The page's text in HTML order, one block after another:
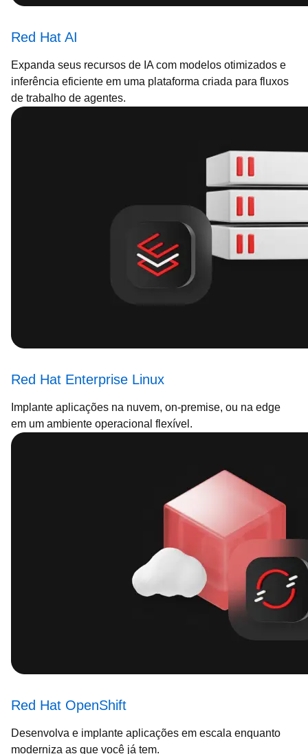
Red Hat AI
Expanda seus recursos de IA com modelos otimizados e
inferência eficiente em uma plataforma criada para fluxos
de trabalho de agentes.
Red Hat Enterprise Linux
Implante aplicações na nuvem, on-premise, ou na edge
em um ambiente operacional flexível.
Red Hat OpenShift
Desenvolva e implante aplicações em escala enquanto
moderniza as que você já tem.